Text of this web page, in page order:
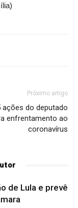
Próximo artigo
ações do deputado
enfrentamento ao
coronavírus
de Lula e prevê